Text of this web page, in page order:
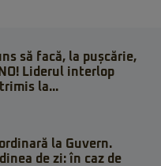
să facă, la pușcărie,
Liderul interlop
la...
la Guvern.
de zi: în caz de